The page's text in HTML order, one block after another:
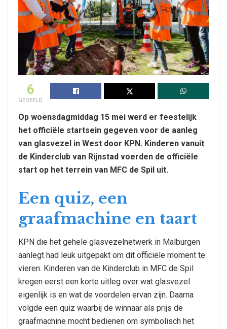
6
GEDEELD
Op woensdagmiddag 15 mei werd er feestelijk
het officiële startsein gegeven voor de aanleg
van glasvezel in West door KPN. Kinderen vanuit
de Kinderclub van Rijnstad voerden de officiële
start op het terrein van MFC de Spil uit.
Een quiz, een
graafmachine en taart
KPN die het gehele glasvezelnetwerk in Malburgen
aanlegt had leuk uitgepakt om dit officiële moment te
vieren. Kinderen van de Kinderclub in MFC de Spil
kregen eerst een korte uitleg over wat glasvezel
eigenlijk is en wat de voordelen ervan zijn. Daarna
volgde een quiz waarbij de winnaar als prijs de
graafmachine mocht bedienen om symbolisch het